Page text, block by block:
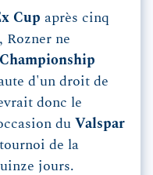
Cup après cinq
Rozner ne
d'un droit de
donc le
du Valspar
de la
jours.